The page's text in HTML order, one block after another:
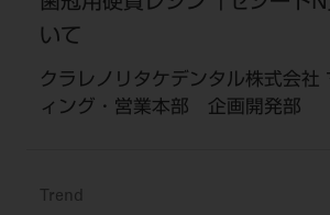
いて
クラレノリタケデンタル株式会社
ィング・営業本部 企画開発部
Trend